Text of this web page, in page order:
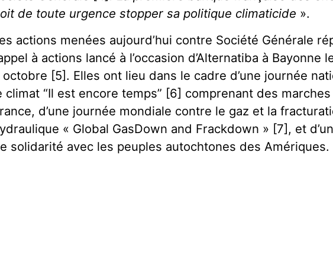
de toute urgence stopper sa politique climaticide ».
actions menées aujourd’hui contre Société Générale
à actions lancé à l’occasion d’Alternatiba à Bayonne
octobre [5]. Elles ont lieu dans le cadre d’une journée
climat “Il est encore temps” [6] comprenant des
d’une journée mondiale contre le gaz et la
« Global GasDown and Frackdown » [7], et
solidarité avec les peuples autochtones des Amériques.